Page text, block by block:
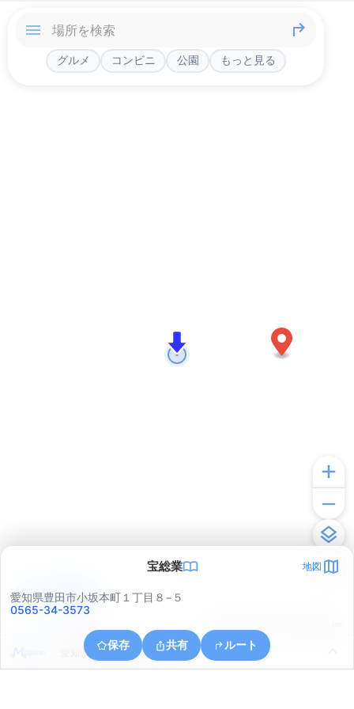
グルメ コンビニ 公園 もっと見る
宝総業 地図
愛知県豊田市小坂本町１丁目８−５
0565-34-3573
保存 共有 ルート
愛知県豊田市小坂町６丁目
アプリで見る